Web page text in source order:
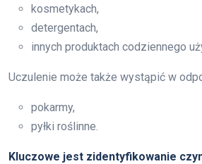
kosmetykach,
detergentach,
innych produktach codziennego
Uczulenie może także wystąpić w
pokarmy,
pyłki roślinne.
Kluczowe jest zidentyfikowanie